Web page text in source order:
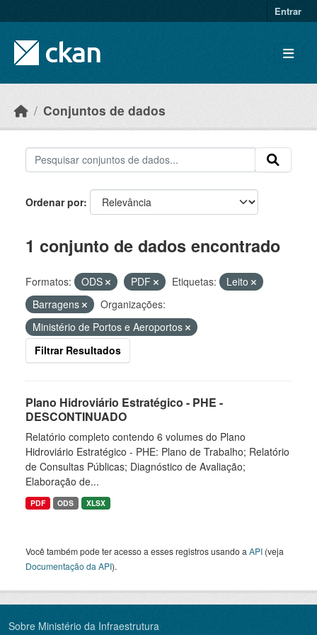
Entrar
Conjuntos de dados
Ordenar por
1 conjunto de dados encontrado
Formatos: ODS PDF Etiquetas:
Leito
Barragens
Organizações:
Ministério de Portos e Aeroportos
Filtrar Resultados
Plano Hidroviário Estratégico - PHE -
DESCONTINUADO
Relatório completo contendo 6 volumes do Plano
Hidroviário Estratégico - PHE: Plano de Trabalho; Relatório
de Consultas Públicas; Diagnóstico de Avaliação;
Elaboração de...
PDF ODS XLSX
Você também pode ter acesso a esses registros usando a API (veja
Documentação da API).
Sobre Ministério da Infraestrutura